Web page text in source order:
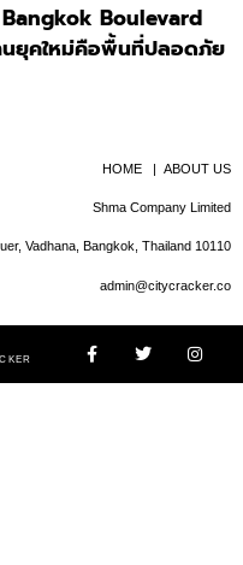
Boulevard
ยุคใหม่คือพื้นที่ปลอดภัย
HOME | ABOUT US
Shma Company Limited
Vadhana, Bangkok, Thailand 10110
admin@citycracker.co